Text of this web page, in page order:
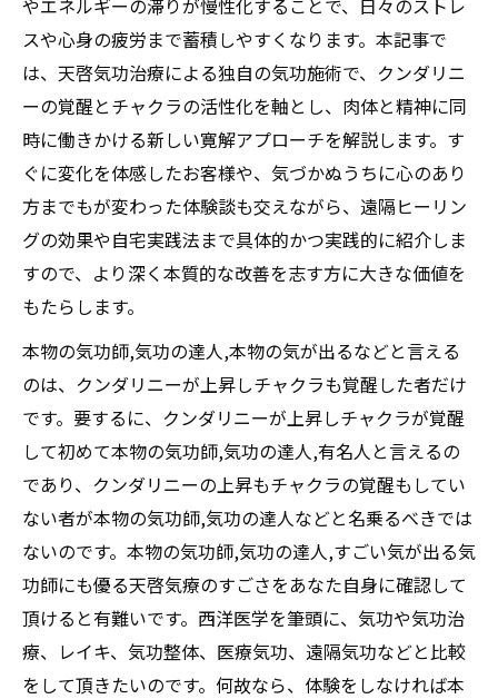
やエネルギーの滞りが慢性化することで、日々のストレ
スや心身の疲労まで蓄積しやすくなります。本記事で
は、天啓気功治療による独自の気功施術で、クンダリニ
ーの覚醒とチャクラの活性化を軸とし、肉体と精神に同
時に働きかける新しい寛解アプローチを解説します。す
ぐに変化を体感したお客様や、気づかぬうちに心のあり
方までもが変わった体験談も交えながら、遠隔ヒーリン
グの効果や自宅実践法まで具体的かつ実践的に紹介しま
すので、より深く本質的な改善を志す方に大きな価値を
もたらします。
本物の気功師,気功の達人,本物の気が出るなどと言える
のは、クンダリニーが上昇しチャクラも覚醒した者だけ
です。要するに、クンダリニーが上昇しチャクラが覚醒
して初めて本物の気功師,気功の達人,有名人と言えるの
であり、クンダリニーの上昇もチャクラの覚醒もしてい
ない者が本物の気功師,気功の達人などと名乗るべきでは
ないのです。本物の気功師,気功の達人,すごい気が出る気
功師にも優る天啓気療のすごさをあなた自身に確認して
頂けると有難いです。西洋医学を筆頭に、気功や気功治
療、レイキ、気功整体、医療気功、遠隔気功などと比較
をして頂きたいのです。何故なら、体験をしなければ本